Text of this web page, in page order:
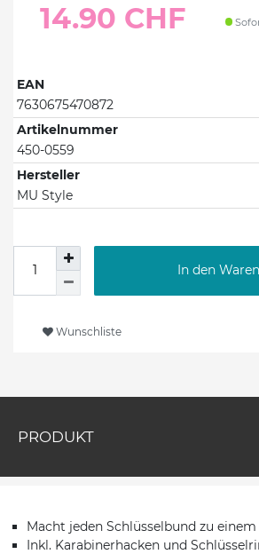
14.90 CHF
EAN
7630675470872
Artikelnummer
450-0559
Hersteller
MU Style
In den
Wunschliste
PRODUKT
Macht jeden Schlüsselbund zu
Inkl. Karabinerhacken und